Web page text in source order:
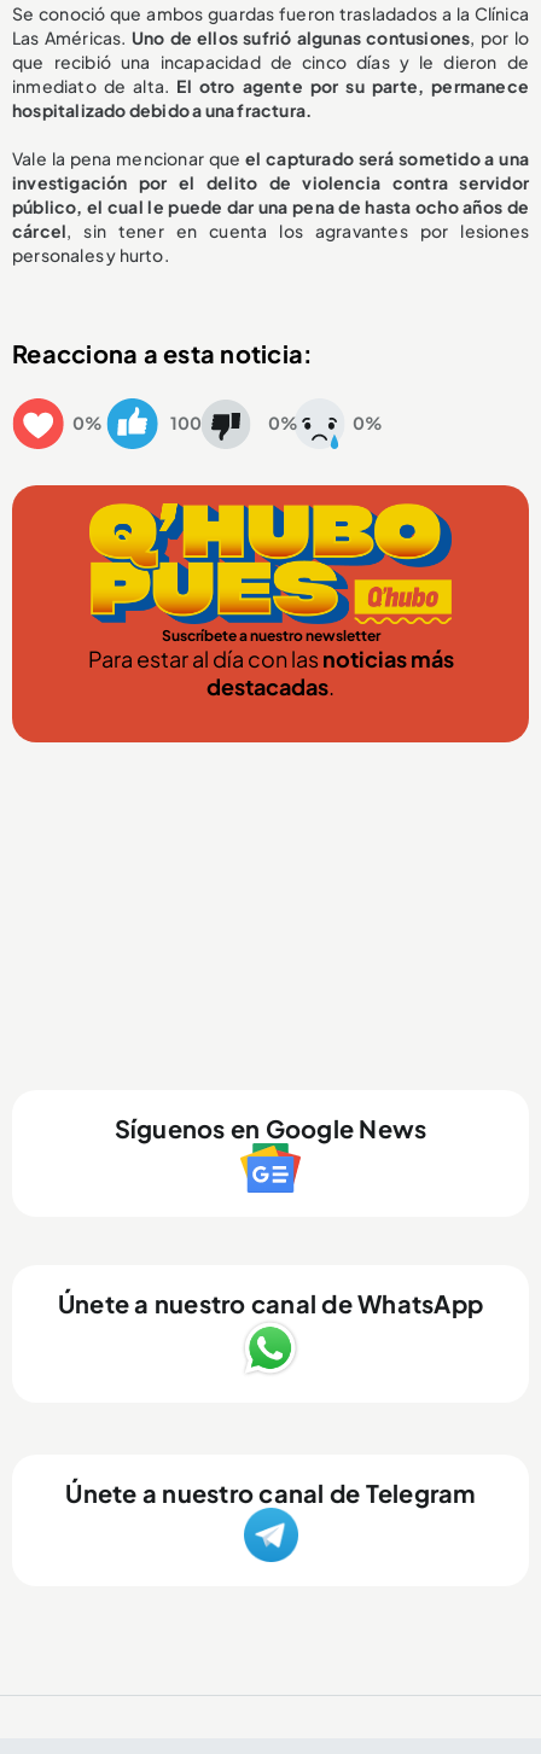
Se conoció que ambos guardas fueron trasladados a la Clínica
Las Américas. Uno de ellos sufrió algunas contusiones, por lo
que recibió una incapacidad de cinco días y le dieron de
inmediato de alta. El otro agente por su parte, permanece
hospitalizado debido a una fractura.
Vale la pena mencionar que el capturado será sometido a una
investigación por el delito de violencia contra servidor
público, el cual le puede dar una pena de hasta ocho años de
cárcel, sin tener en cuenta los agravantes por lesiones
personales y hurto.
Reacciona a esta noticia:
0% 100 0% 0%
Suscríbete a nuestro newsletter
Para estar al día con lasnoticias más
destacadas.
Síguenos en Google News
Únete a nuestro canal de WhatsApp
Únete a nuestro canal de Telegram